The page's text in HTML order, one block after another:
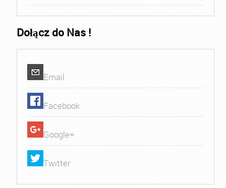
Dołącz do Nas !
Email
Facebook
Google+
Twitter